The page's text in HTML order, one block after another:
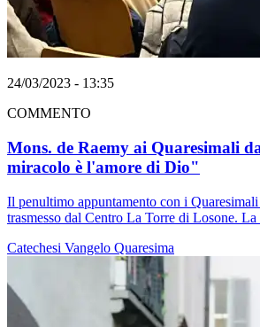
24/03/2023 - 13:35
COMMENTO
Mons. de Raemy ai Quaresimali
miracolo è l'amore di Dio"
Il penultimo appuntamento con i
trasmesso dal Centro La Torre di Losone. La
Catechesi Vangelo Quaresima